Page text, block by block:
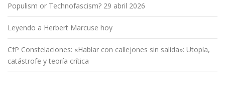
Populism or Technofascism? 29 abril 2026
Leyendo a Herbert Marcuse hoy
CfP Constelaciones: «Hablar con callejones sin salida»: Utopía,
catástrofe y teoría crítica